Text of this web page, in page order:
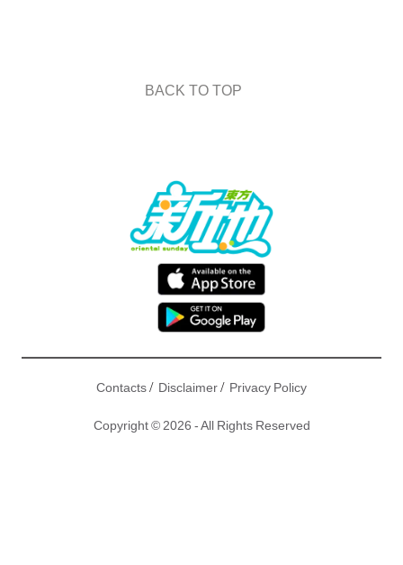
BACK TO TOP
Contacts/ Disclaimer/ Privacy Policy
Copyright © 2026 - All Rights Reserved